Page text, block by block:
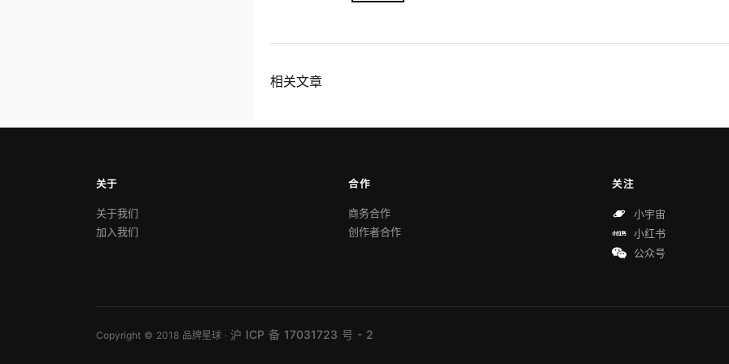
相关文章
关于
关于我们
加入我们
合作
商务合作
创作者合作
关注
小宇宙
小红书
公众号
Copyright © 2018 品牌星球 · 沪 ICP 备 17031723 号 - 2